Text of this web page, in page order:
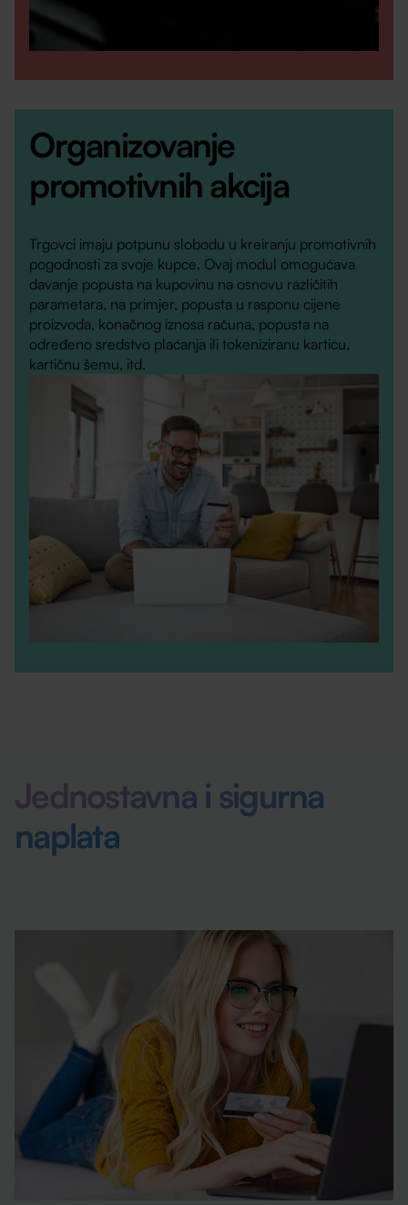
Organizovanje
promotivnih akcija
Trgovci imaju potpunu slobodu u kreiranju promotivnih
pogodnosti za svoje kupce. Ovaj modul omogućava
davanje popusta na kupovinu na osnovu različitih
parametara, na primjer, popusta u rasponu cijene
proizvoda, konačnog iznosa računa, popusta na
određeno sredstvo plaćanja ili tokeniziranu karticu,
kartičnu šemu, itd.
Jednostavna i sigurna
naplata